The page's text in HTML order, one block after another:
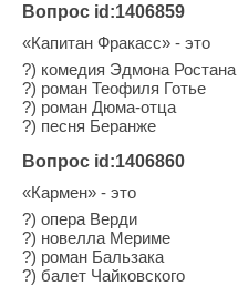
Вопрос id:1406859
«Капитан Фракасс» - это
?) комедия Эдмона Ростана
?) роман Теофиля Готье
?) роман Дюма-отца
?) песня Беранже
Вопрос id:1406860
«Кармен» - это
?) опера Верди
?) новелла Мериме
?) роман Бальзака
?) балет Чайковского